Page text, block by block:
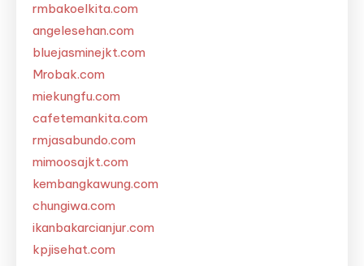
rmbakoelkita.com
angelesehan.com
bluejasminejkt.com
Mrobak.com
miekungfu.com
cafetemankita.com
rmjasabundo.com
mimoosajkt.com
kembangkawung.com
chungiwa.com
ikanbakarcianjur.com
kpjisehat.com